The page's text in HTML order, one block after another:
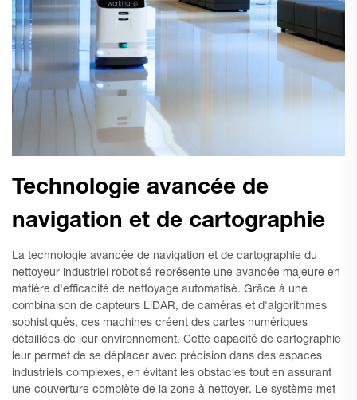
Technologie avancée de
navigation et de cartographie
La technologie avancée de navigation et de cartographie du
nettoyeur industriel robotisé représente une avancée majeure en
matière d'efficacité de nettoyage automatisé. Grâce à une
combinaison de capteurs LiDAR, de caméras et d'algorithmes
sophistiqués, ces machines créent des cartes numériques
détaillées de leur environnement. Cette capacité de cartographie
leur permet de se déplacer avec précision dans des espaces
industriels complexes, en évitant les obstacles tout en assurant
une couverture complète de la zone à nettoyer. Le système met